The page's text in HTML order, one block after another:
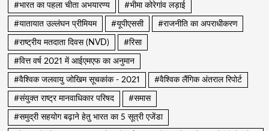
#भारत का पहला चीता अभयारण्य #भीमा कोरेगांव लड़ाई
#यातायात उल्लंघन प्रीमियम #यूपीएससी #राजनीति का अपराधीकरण
#राष्ट्रीय मतदाता दिवस (NVD) #रिसा
#वित्त वर्ष 2021 में आईएमएफ का अनुमान
#वैश्विक जलवायु जोखिम सूचकांक - 2021 #वैश्विक लैंगिक अंतराल रिपोर्ट
#संयुक्त राष्ट्र मानवाधिकार परिषद #समास
#समुद्री सहयोग बढ़ाने हेतु भारत का 5 सूत्री एजेंडा